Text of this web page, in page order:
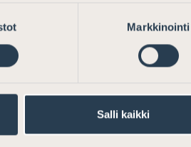
Markkinointi
Salli kaikki
avustajan tulee olla mukana
voi viivästyä pahasti.
oikeudenhoidon